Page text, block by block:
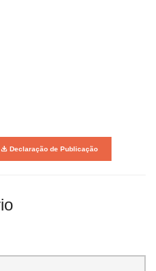
Declaração de Publicação